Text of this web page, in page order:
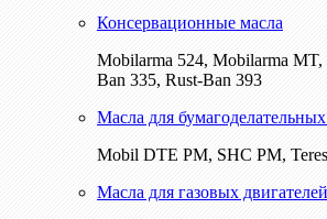
Консервационные масла
Mobilarma 524, Mobilarma MT,
Ban 335, Rust-Ban 393
Масла для
Mobil DTE РМ, SHC PM,
Масла для газовых двигателей